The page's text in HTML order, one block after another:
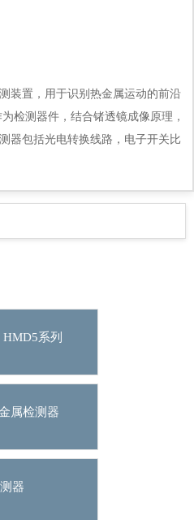
装置，用于识别热金属运动的前沿
检测器件，结合锗透镜成像原理，
器包括光电转换线路，电子开关比
系列
属检测器
器